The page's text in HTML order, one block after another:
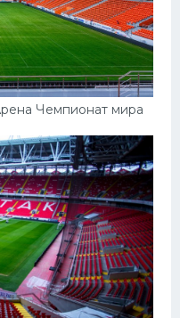
Чемпионат мира